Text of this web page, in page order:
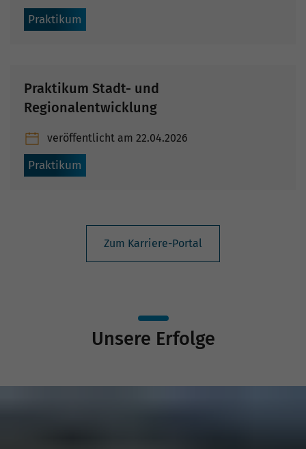
Praktikum
Praktikum Stadt- und
Regionalentwicklung
veröffentlicht am 22.04.2026
Praktikum
Zum Karriere-Portal
Unsere Erfolge